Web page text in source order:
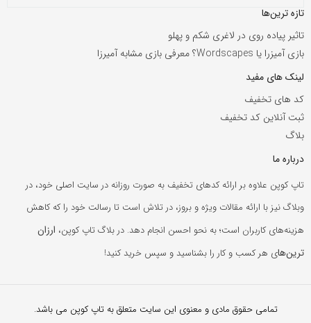
تازه ترین‌ها
تاثیر پیاده روی در لاغری شکم و پهلو
بازی آمیزرا یا Wordscapes؟ معرفی بازی مشابه آمیرزا
لینک های مفید
کد های تخفیف
ثبت آنلاین کد تخفیف
بلاگ
درباره ما
تاپ کوپن علاوه بر ارائه کدهای تخفیف به صورت روزانه در سایت اصلی خود، در
وبلاگ نیز با ارائه مقالات ویژه و بروز، در تلاش است تا رسالت خود را که کاهش
هزینه‌های کاربران است؛ به نحو احسن انجام دهد. در بلاگ تاپ کوپن، ارزان
ترین‌های هر کسب و کار را بشناسید و سپس خرید کنید!
تمامی حقوق مادی و معنوی این سایت متعلق به تاپ کوپن می باشد.